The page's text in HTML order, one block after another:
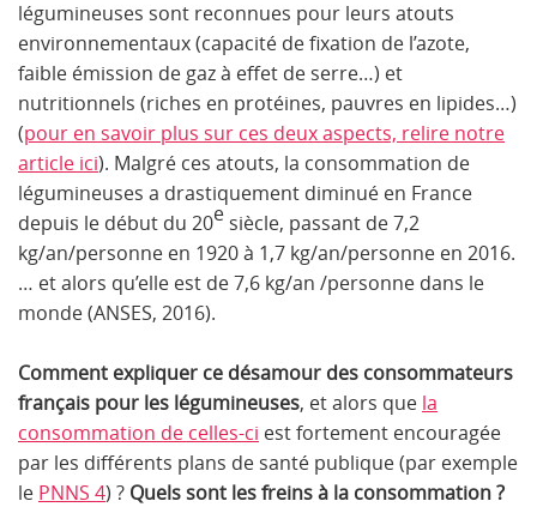
légumineuses sont reconnues pour leurs atouts
environnementaux (capacité de fixation de l’azote,
faible émission de gaz à effet de serre…) et
nutritionnels (riches en protéines, pauvres en lipides…)
(pour en savoir plus sur ces deux aspects, relire notre
article ici). Malgré ces atouts, la consommation de
légumineuses a drastiquement diminué en France
depuis le début du 20e siècle, passant de 7,2
kg/an/personne en 1920 à 1,7 kg/an/personne en 2016.
… et alors qu’elle est de 7,6 kg/an /personne dans le
monde (ANSES, 2016).
Comment expliquer ce désamour des consommateurs
français pour les légumineuses, et alors que la
consommation de celles-ci est fortement encouragée
par les différents plans de santé publique (par exemple
le PNNS 4) ? Quels sont les freins à la consommation ?